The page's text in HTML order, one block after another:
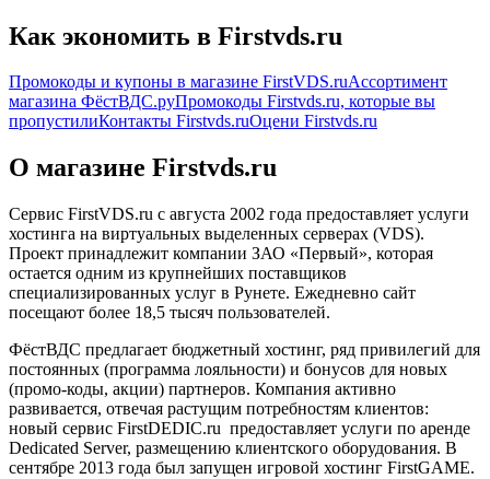
Как экономить в Firstvds.ru
Промокоды и купоны в магазине FirstVDS.ruАссортимент
магазина ФёстВДС.руПромокоды Firstvds.ru, которые вы
пропустилиКонтакты Firstvds.ruОцени Firstvds.ru
О магазине Firstvds.ru
Сервис FirstVDS.ru с августа 2002 года предоставляет услуги
хостинга на виртуальных выделенных серверах (VDS).
Проект принадлежит компании ЗАО «Первый», которая
остается одним из крупнейших поставщиков
специализированных услуг в Рунете. Ежедневно сайт
посещают более 18,5 тысяч пользователей.
ФёстВДС предлагает бюджетный хостинг, ряд привилегий для
постоянных (программа лояльности) и бонусов для новых
(промо-коды, акции) партнеров. Компания активно
развивается, отвечая растущим потребностям клиентов:
новый сервис FirstDEDIC.ru предоставляет услуги по аренде
Dedicated Server, размещению клиентского оборудования. В
сентябре 2013 года был запущен игровой хостинг FirstGAME.